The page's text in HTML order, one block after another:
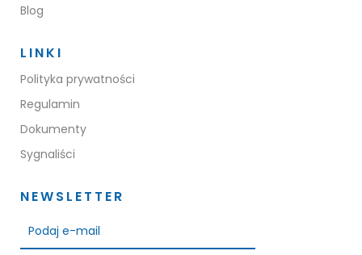
Blog
LINKI
Polityka prywatności
Regulamin
Dokumenty
Sygnaliści
NEWSLETTER